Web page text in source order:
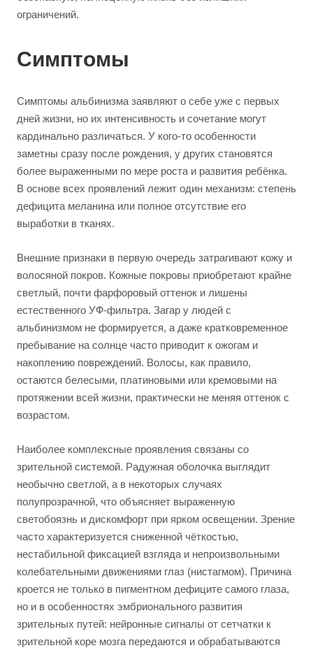
ограничений.
Симптомы
Симптомы альбинизма заявляют о себе уже с первых
дней жизни, но их интенсивность и сочетание могут
кардинально различаться. У кого-то особенности
заметны сразу после рождения, у других становятся
более выраженными по мере роста и развития ребёнка.
В основе всех проявлений лежит один механизм: степень
дефицита меланина или полное отсутствие его
выработки в тканях.
Внешние признаки в первую очередь затрагивают кожу и
волосяной покров. Кожные покровы приобретают крайне
светлый, почти фарфоровый оттенок и лишены
естественного УФ-фильтра. Загар у людей с
альбинизмом не формируется, а даже кратковременное
пребывание на солнце часто приводит к ожогам и
накоплению повреждений. Волосы, как правило,
остаются белесыми, платиновыми или кремовыми на
протяжении всей жизни, практически не меняя оттенок с
возрастом.
Наиболее комплексные проявления связаны со
зрительной системой. Радужная оболочка выглядит
необычно светлой, а в некоторых случаях
полупрозрачной, что объясняет выраженную
светобоязнь и дискомфорт при ярком освещении. Зрение
часто характеризуется сниженной чёткостью,
нестабильной фиксацией взгляда и непроизвольными
колебательными движениями глаз (нистагмом). Причина
кроется не только в пигментном дефиците самого глаза,
но и в особенностях эмбрионального развития
зрительных путей: нейронные сигналы от сетчатки к
зрительной коре мозга передаются и обрабатываются